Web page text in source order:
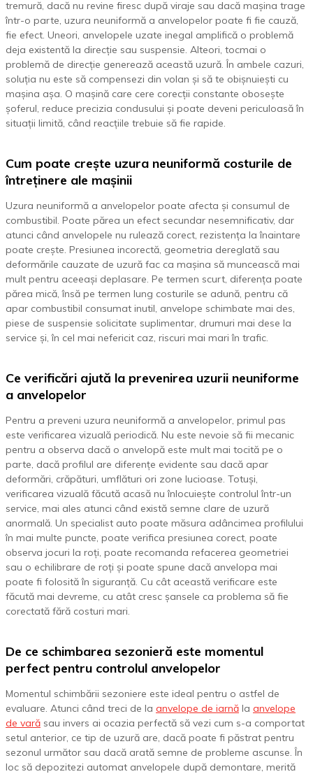
tremură, dacă nu revine firesc după viraje sau dacă mașina trage
într-o parte, uzura neuniformă a anvelopelor poate fi fie cauză,
fie efect. Uneori, anvelopele uzate inegal amplifică o problemă
deja existentă la direcție sau suspensie. Alteori, tocmai o
problemă de direcție generează această uzură. În ambele cazuri,
soluția nu este să compensezi din volan și să te obișnuiești cu
mașina așa. O mașină care cere corecții constante obosește
șoferul, reduce precizia condusului și poate deveni periculoasă în
situații limită, când reacțiile trebuie să fie rapide.
Cum poate crește uzura neuniformă costurile de
întreținere ale mașinii
Uzura neuniformă a anvelopelor poate afecta și consumul de
combustibil. Poate părea un efect secundar nesemnificativ, dar
atunci când anvelopele nu rulează corect, rezistența la înaintare
poate crește. Presiunea incorectă, geometria dereglată sau
deformările cauzate de uzură fac ca mașina să muncească mai
mult pentru aceeași deplasare. Pe termen scurt, diferența poate
părea mică, însă pe termen lung costurile se adună, pentru că
apar combustibil consumat inutil, anvelope schimbate mai des,
piese de suspensie solicitate suplimentar, drumuri mai dese la
service și, în cel mai nefericit caz, riscuri mai mari în trafic.
Ce verificări ajută la prevenirea uzurii neuniforme
a anvelopelor
Pentru a preveni uzura neuniformă a anvelopelor, primul pas
este verificarea vizuală periodică. Nu este nevoie să fii mecanic
pentru a observa dacă o anvelopă este mult mai tocită pe o
parte, dacă profilul are diferențe evidente sau dacă apar
deformări, crăpături, umflături ori zone lucioase. Totuși,
verificarea vizuală făcută acasă nu înlocuiește controlul într-un
service, mai ales atunci când există semne clare de uzură
anormală. Un specialist auto poate măsura adâncimea profilului
în mai multe puncte, poate verifica presiunea corect, poate
observa jocuri la roți, poate recomanda refacerea geometriei
sau o echilibrare de roți și poate spune dacă anvelopa mai
poate fi folosită în siguranță. Cu cât această verificare este
făcută mai devreme, cu atât cresc șansele ca problema să fie
corectată fără costuri mari.
De ce schimbarea sezonieră este momentul
perfect pentru controlul anvelopelor
Momentul schimbării sezoniere este ideal pentru o astfel de
evaluare. Atunci când treci de la anvelope de iarnă la anvelope
de vară sau invers ai ocazia perfectă să vezi cum s-a comportat
setul anterior, ce tip de uzură are, dacă poate fi păstrat pentru
sezonul următor sau dacă arată semne de probleme ascunse. În
loc să depozitezi automat anvelopele după demontare, merită